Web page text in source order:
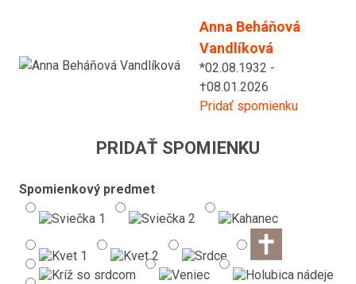
Anna Beháňová
Vandlíková
*02.08.1932 -
†08.01.2026
Pridať spomienku
PRIDAŤ SPOMIENKU
Spomienkový predmet